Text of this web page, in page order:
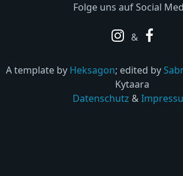
Folge uns auf Social
&
A template by Heksagon; edited by
Kytaara
Datenschutz &